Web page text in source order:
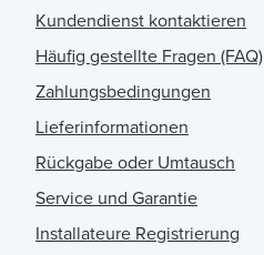
Kundendienst kontaktieren
Häufig gestellte Fragen (FAQ)
Zahlungsbedingungen
Lieferinformationen
Rückgabe oder Umtausch
Service und Garantie
Installateure Registrierung